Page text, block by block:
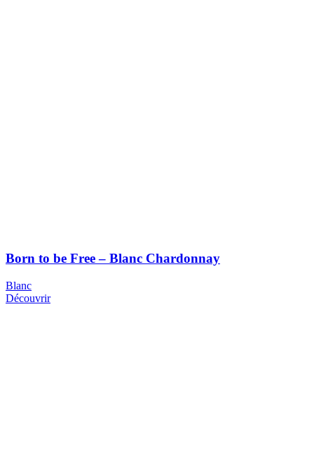
Born to be Free – Blanc Chardonnay
Blanc
Découvrir